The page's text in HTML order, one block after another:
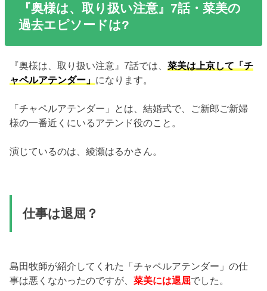
『奥様は、取り扱い注意』7話・菜美の
過去エピソードは?
『奥様は、取り扱い注意』7話では、菜美は上京して「チ
ャペルアテンダー」 になります。
「チャペルアテンダー」とは、結婚式で、ご新郎ご新婦
様の一番近くにいるアテンド役のこと。
演じているのは、綾瀬はるかさん。
仕事は退屈？
島田牧師が紹介してくれた「チャペルアテンダー」の仕
事は悪くなかったのですが、菜美には退屈でした。